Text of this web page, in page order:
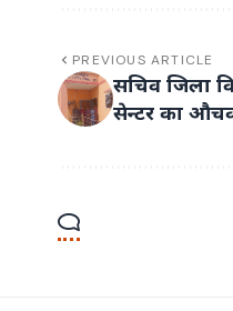
PREVIOUS ARTICLE
सचिव जिला
सेन्टर का